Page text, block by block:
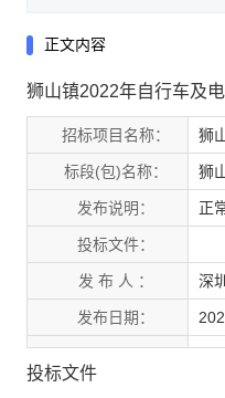
正文内容
狮山镇2022年自行车及
招标项目名称： 狮
标段(包)名称： 狮
发布说明： 正
投标文件：
发 布 人 ： 深
发布日期：
投标文件